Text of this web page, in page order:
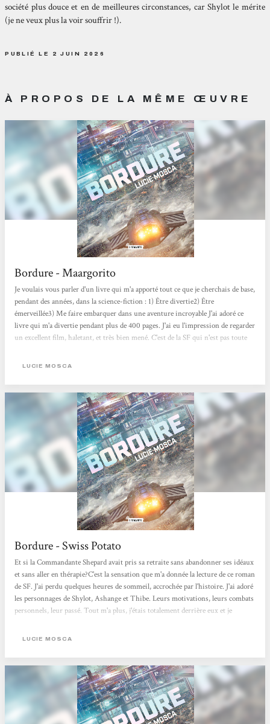
société plus douce et en de meilleures circonstances, car Shylot le mérite
(je ne veux plus la voir souffrir !).
PUBLIÉ LE 2 JUIN 2026
À PROPOS DE LA MÊME ŒUVRE
Bordure - Maargorito
Je voulais vous parler d'un livre qui m'a apporté tout ce que je cherchais de base,
pendant des années, dans la science-fiction : 1) Être divertie2) Être
émerveillée3) Me faire embarquer dans une aventure incroyable J'ai adoré ce
livre qui m'a divertie pendant plus de 400 pages. J'ai eu l'impression de regarder
un excellent film, haletant, et très bien mené. C'est de la SF qui n'est pas toute
vaisseaux spatiaux, des extraterrestres, des gros pistolets blaster, et des
LUCIE MOSCA
Bordure - Swiss Potato
Et si la Commandante Shepard avait pris sa retraite sans abandonner ses idéaux
et sans aller en thérapie?C'est la sensation que m'a donnée la lecture de ce roman
de SF. J'ai perdu quelques heures de sommeil, accrochée par l'histoire. J'ai adoré
les personnages de Shylot, Ashange et Thibe. Leurs motivations, leurs combats
personnels, leur passé. Tout m'a plus, j'étais totalement derrière eux et je
solaire...
LUCIE MOSCA